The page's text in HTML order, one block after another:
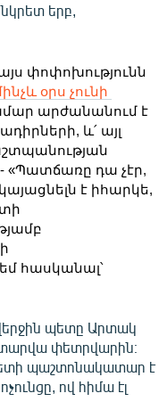
երբ,
փոփոխությունն
օրս չունի
արժանանում է
և՛ այլ
դա չէր,
է իհարկե,
եմ հասկանալ՝
պետը Արտակ
փետրվարին։
պաշտոնակատար է
ով հիմա էլ